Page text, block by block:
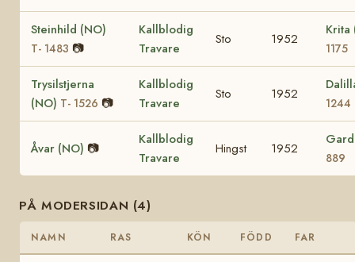
Steinhild (NO)
T- 1483 📷
Kallblodig
Travare
Sto 1952
1175
Trysilstjerna
(NO) T- 1526 📷
Kallblodig
Travare
Sto 1952
1244
Åvar (NO) 📷
Kallblodig
Travare
Hingst 1952
889
PÅ MODERSIDAN (4)
NAMN RAS KÖN FÖDD FAR